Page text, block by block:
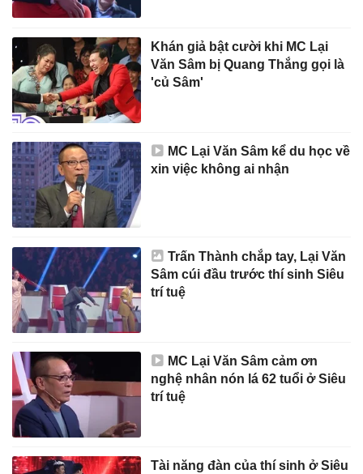
Khán giả bật cười khi MC Lại
Văn Sâm bị Quang Thắng gọi là
'củ Sâm'
MC Lại Văn Sâm kể du học về
xin việc không ai nhận
Trấn Thành chắp tay, Lại Văn
Sâm cúi đầu trước thí sinh Siêu
trí tuệ
MC Lại Văn Sâm cảm ơn
nghệ nhân nón lá 62 tuổi ở Siêu
trí tuệ
Tài năng đàn của thí sinh ở Siêu